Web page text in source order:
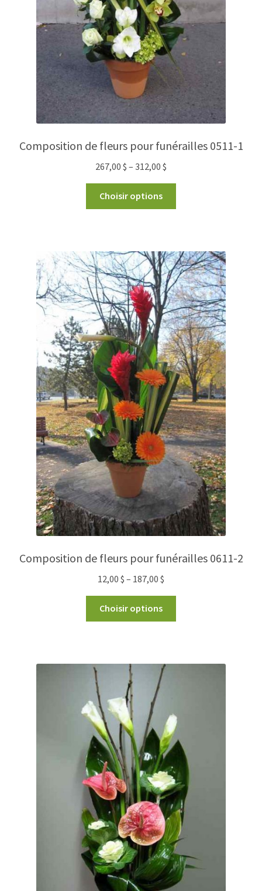
Composition de fleurs pour funérailles 0511-1
267,00 $ – 312,00 $
Choisir options
Composition de fleurs pour funérailles 0611-2
12,00 $ – 187,00 $
Choisir options